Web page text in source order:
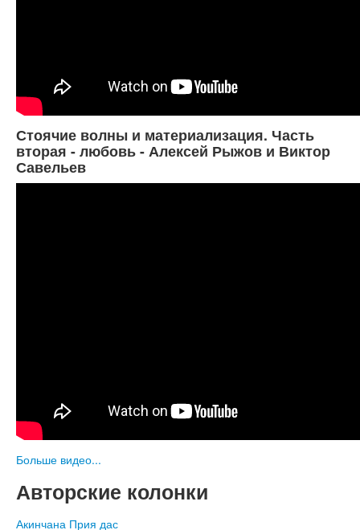
Стоячие волны и материализация. Часть
вторая - любовь - Алексей Рыжов и Виктор
Савельев
Больше видео...
Авторские колонки
Акинчана Прия дас